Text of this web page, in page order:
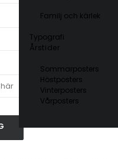
Familj och kärlek
Typografi
Årstider
Sommarposters
Höstposters
Vinterposters
Vårposters